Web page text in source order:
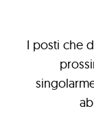
I posti che